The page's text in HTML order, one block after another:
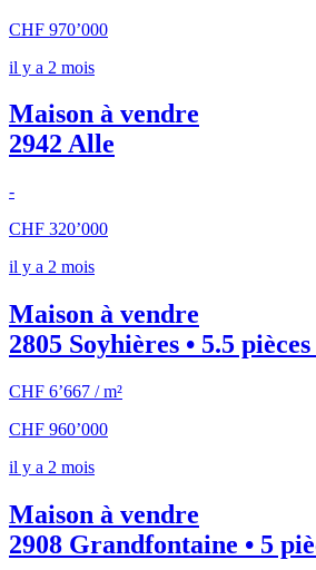
CHF 970’000
il y a 2 mois
Maison à vendre
2942 Alle
-
CHF 320’000
il y a 2 mois
Maison à vendre
2805 Soyhières • 5.5 pièces
CHF 6’667 / m²
CHF 960’000
il y a 2 mois
Maison à vendre
2908 Grandfontaine • 5